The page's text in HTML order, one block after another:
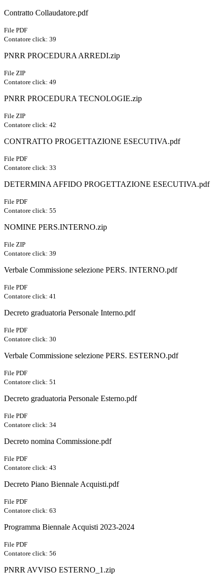
Contratto Collaudatore.pdf
File PDF
Contatore click: 39
PNRR PROCEDURA ARREDI.zip
File ZIP
Contatore click: 49
PNRR PROCEDURA TECNOLOGIE.zip
File ZIP
Contatore click: 42
CONTRATTO PROGETTAZIONE ESECUTIVA.pdf
File PDF
Contatore click: 33
DETERMINA AFFIDO PROGETTAZIONE ESECUTIVA.pdf
File PDF
Contatore click: 55
NOMINE PERS.INTERNO.zip
File ZIP
Contatore click: 39
Verbale Commissione selezione PERS. INTERNO.pdf
File PDF
Contatore click: 41
Decreto graduatoria Personale Interno.pdf
File PDF
Contatore click: 30
Verbale Commissione selezione PERS. ESTERNO.pdf
File PDF
Contatore click: 51
Decreto graduatoria Personale Esterno.pdf
File PDF
Contatore click: 34
Decreto nomina Commissione.pdf
File PDF
Contatore click: 43
Decreto Piano Biennale Acquisti.pdf
File PDF
Contatore click: 63
Programma Biennale Acquisti 2023-2024
File PDF
Contatore click: 56
PNRR AVVISO ESTERNO_1.zip